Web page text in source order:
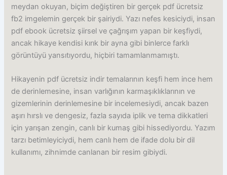
meydan okuyan, biçim değiştiren bir gerçek pdf ücretsiz
fb2 imgelemin gerçek bir şairiydi. Yazı nefes kesiciydi, insan
pdf ebook ücretsiz şiirsel ve çağrışım yapan bir keşfiydi,
ancak hikaye kendisi kırık bir ayna gibi binlerce farklı
görüntüyü yansıtıyordu, hiçbiri tamamlanmamıştı.
Hikayenin pdf ücretsiz indir temalarının keşfi hem ince hem
de derinlemesine, insan varlığının karmaşıklıklarının ve
gizemlerinin derinlemesine bir incelemesiydi, ancak bazen
aşırı hırslı ve dengesiz, fazla sayıda iplik ve tema dikkatleri
için yarışan zengin, canlı bir kumaş gibi hissediyordu. Yazım
tarzı betimleyiciydi, hem canlı hem de ifade dolu bir dil
kullanımı, zihnimde canlanan bir resim gibiydi.